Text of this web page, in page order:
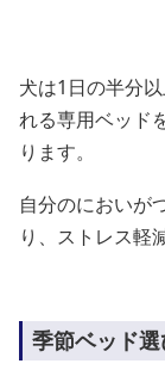
犬は1日の半分
れる専用ベッド
ります。
自分のにおいが
り、ストレス軽
季節ベッド